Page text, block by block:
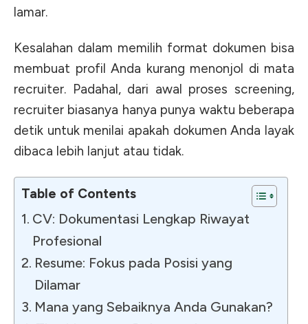
lamar.
Kesalahan dalam memilih format dokumen bisa
membuat profil Anda kurang menonjol di mata
recruiter. Padahal, dari awal proses screening,
recruiter biasanya hanya punya waktu beberapa
detik untuk menilai apakah dokumen Anda layak
dibaca lebih lanjut atau tidak.
Table of Contents
CV: Dokumentasi Lengkap Riwayat
Profesional
Resume: Fokus pada Posisi yang
Dilamar
Mana yang Sebaiknya Anda Gunakan?